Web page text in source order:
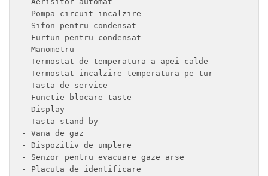
- Pompa circuit incalzire
- Sifon pentru condensat
- Furtun pentru condensat
- Manometru
- Termostat de temperatura a apei calde
- Termostat incalzire temperatura pe tur
- Tasta de service
- Functie blocare taste
- Display
- Tasta stand-by
- Vana de gaz
- Dispozitiv de umplere
- Senzor pentru evacuare gaze arse
- Placuta de identificare